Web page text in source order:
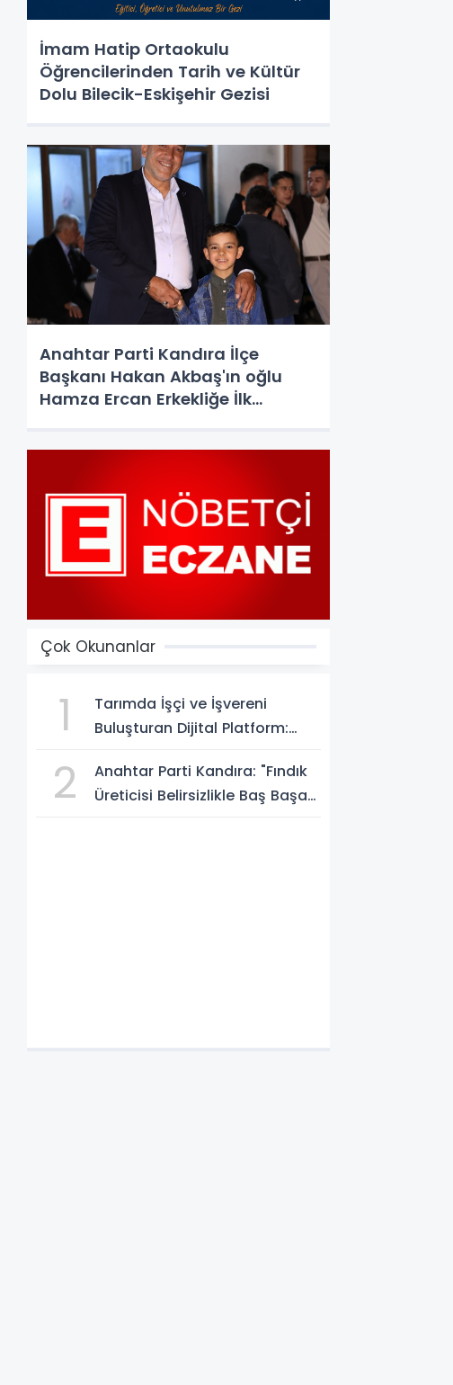
İmam Hatip Ortaokulu
Öğrencilerinden Tarih ve Kültür
Dolu Bilecik-Eskişehir Gezisi
Anahtar Parti Kandıra İlçe
Başkanı Hakan Akbaş'ın oğlu
Hamza Ercan Erkekliğe İlk
Çok Okunanlar
1
Tarımda İşçi ve İşvereni
Buluşturan Dijital Platform:
2
Anahtar Parti Kandıra: "Fındık
Üreticisi Belirsizlikle Baş Başa